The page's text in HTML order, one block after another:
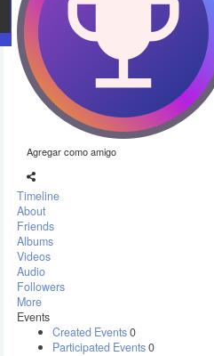
Agregar como amigo
Timeline
About
Friends
Albums
Videos
Audio
Followers
More
Events
Created Events0
Participated Events0